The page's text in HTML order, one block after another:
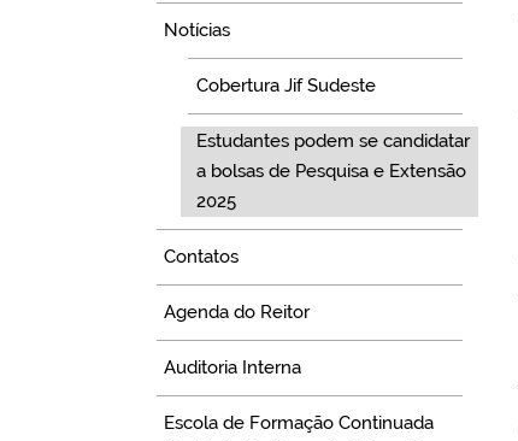
Notícias
Cobertura Jif Sudeste
Estudantes podem se candidatar
a bolsas de Pesquisa e Extensão
2025
Contatos
Agenda do Reitor
Auditoria Interna
Escola de Formação Continuada